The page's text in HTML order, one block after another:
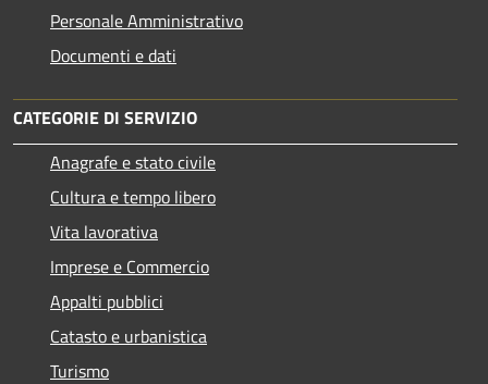
Personale Amministrativo
Documenti e dati
CATEGORIE DI SERVIZIO
Anagrafe e stato civile
Cultura e tempo libero
Vita lavorativa
Imprese e Commercio
Appalti pubblici
Catasto e urbanistica
Turismo